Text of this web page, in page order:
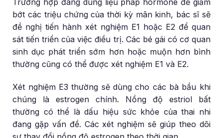
Trường hợp đang dùng liệu pháp hormone để giảm
bớt các triệu chứng của thời kỳ mãn kinh, bác sĩ sẽ
đề nghị tiến hành xét nghiệm E1 hoặc E2 để quan
sát tiến triển của việc điều trị. Các bé gái có cơ quan
sinh dục phát triển sớm hơn hoặc muộn hơn bình
thường cũng có thể được xét nghiệm E1 và E2.
Xét nghiệm E3 thường sẽ dùng cho các bà bầu khi
chúng là estrogen chính. Nồng độ estriol bất
thường có thể là dấu hiệu sức khỏe của thai nhi
đang gặp vấn đề. Các xét nghiệm sẽ giúp theo dõi